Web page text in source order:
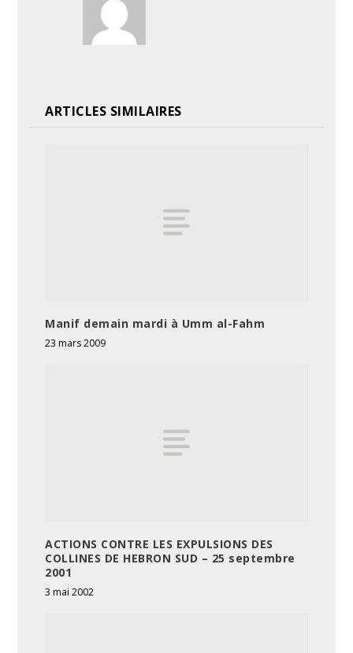
ARTICLES SIMILAIRES
Manif demain mardi à Umm al-Fahm
23 mars 2009
ACTIONS CONTRE LES EXPULSIONS DES
COLLINES DE HEBRON SUD – 25 septembre
2001
3 mai 2002